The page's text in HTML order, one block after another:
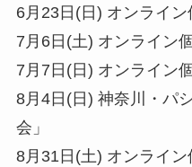
6月23日(日) オンライン
7月6日(土) オンライン
7月7日(日) オンライン
8月4日(日) 神奈川・パ
会」
8月31日(土) オンライン